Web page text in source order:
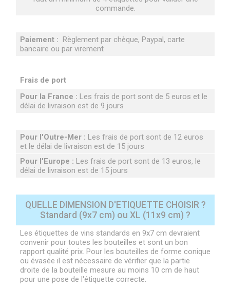
commande.
Paiement : Règlement par chèque, Paypal, carte
bancaire ou par virement
Frais de port
Pour la France : Les frais de port sont de 5 euros et le
délai de livraison est de 9 jours
Pour l'Outre-Mer : Les frais de port sont de 12 euros
et le délai de livraison est de 15 jours
Pour l'Europe : Les frais de port sont de 13 euros, le
délai de livraison est de 15 jours
QUELLE DIMENSION D'ETIQUETTE CHOISIR ?
Standard (9x7 cm) ou XL (11x9 cm) ?
Les étiquettes de vins standards en 9x7 cm devraient
convenir pour toutes les bouteilles et sont un bon
rapport qualité prix. Pour les bouteilles de forme conique
ou évasée il est nécessaire de vérifier que la partie
droite de la bouteille mesure au moins 10 cm de haut
pour une pose de l'étiquette correcte.